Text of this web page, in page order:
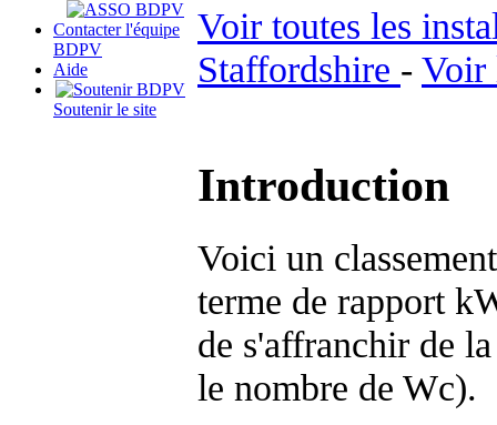
Contacter l'équipe
BDPV
Aide
Soutenir le site
Voir toutes les
Staffordshire - Voir
Introduction
Voici un
terme de rapport
de s'affranchir de
le nombre de Wc).